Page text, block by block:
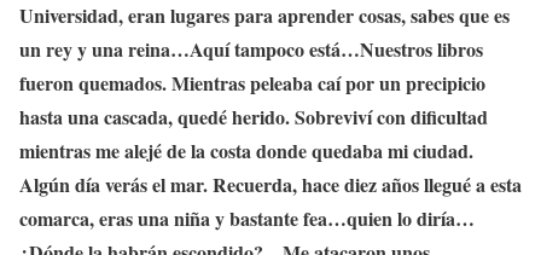
Universidad, eran lugares para aprender cosas, sabes que es
un rey y una reina…Aquí tampoco está…Nuestros libros
fueron quemados. Mientras peleaba caí por un precipicio
hasta una cascada, quedé herido. Sobreviví con dificultad
mientras me alejé de la costa donde quedaba mi ciudad.
Algún día verás el mar. Recuerda, hace diez años llegué a esta
comarca, eras una niña y bastante fea…quien lo diría…